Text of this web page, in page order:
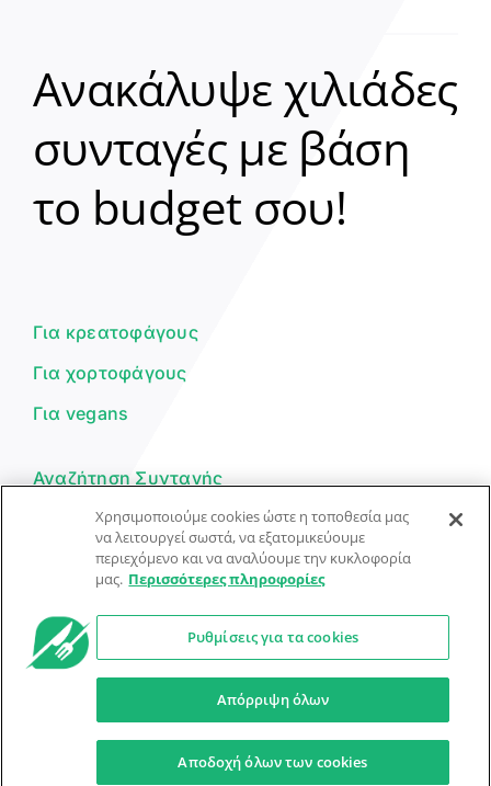
Ανακάλυψε χιλιάδες
συνταγές με βάση
το budget σου!
Για κρεατοφάγους
Για χορτοφάγους
Για vegans
Αναζήτηση Συνταγής
Υποβολή Συνταγής
Φόρμα Επικοινωνίας
© Dorpon • Μηχανή αναζήτησης για …καλοφαγάδες!
Προστασία Προσωπικών Δεδομένων Όροι Xρήσης
Ο βοηθός μπορεί να κάνει λάθη — ελέγξτε τις συνταγές.
Χρησιμοποιούμε cookies ώστε η τοποθεσία μας
να λειτουργεί σωστά, να εξατομικεύουμε
περιεχόμενο και να αναλύουμε την κυκλοφορία
μας. Περισσότερες πληροφορίες
Ρυθμίσεις για τα cookies
Απόρριψη όλων
Αποδοχή όλων των cookies